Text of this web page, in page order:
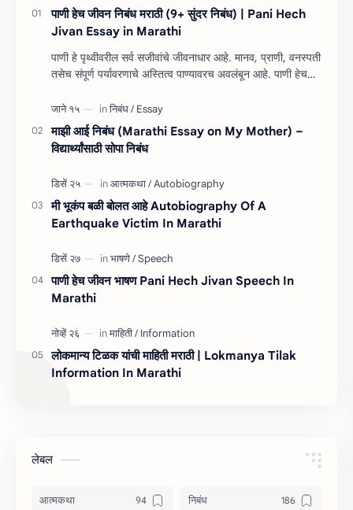
पाणी हेच जीवन निबंध मराठी (9+ सुंदर निबंध) | Pani Hech
Jivan Essay in Marathi
पाणी हे पृथ्वीवरील सर्व सजीवांचे जीवनाधार आहे. मानव, प्राणी, वनस्पती
तसेच संपूर्ण पर्यावरणाचे अस्तित्व पाण्यावरच अवलंबून आहे. पाणी हेच
माझी आई निबंध (Marathi Essay on My Mother) –
विद्यार्थ्यांसाठी सोपा निबंध
मी भूकंप बळी बोलत आहे Autobiography Of A
Earthquake Victim In Marathi
पाणी हेच जीवन भाषण Pani Hech Jivan Speech In
Marathi
लोकमान्य टिळक यांची माहिती मराठी | Lokmanya Tilak
Information In Marathi
लेबल
आत्मकथा निबंध